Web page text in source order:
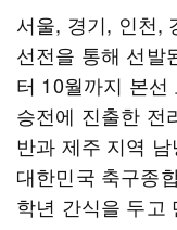
서울, 경기, 인천,
선전을 통해 선발
터 10월까지 본선
승전에 진출한 전
반과 제주 지역
대한민국 축구종
학년 간식을 두고